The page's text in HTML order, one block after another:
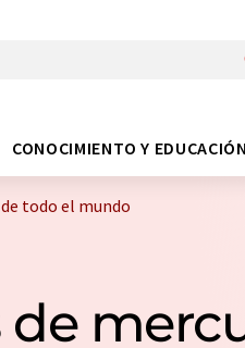
CONOCIMIENTO Y EDUCACIÓN
todo el mundo